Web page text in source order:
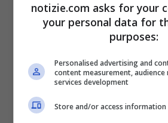
notizie.com asks for your
your personal data for
purposes:
Personalised advertising and
content measurement, audience
services development
Store and/or access information